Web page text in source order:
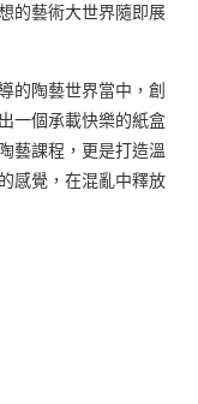
的藝術大世界隨即展
的陶藝世界當中，創
一個承載快樂的紙盒
藝課程，更是打造溫
感覺，在混亂中釋放